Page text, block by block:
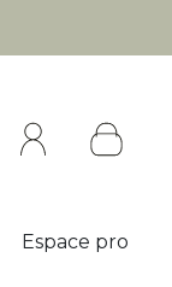
Espace pro